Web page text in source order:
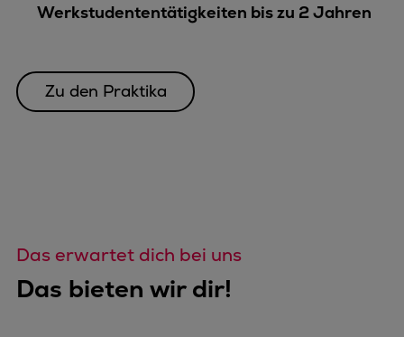
Werkstudententätigkeiten bis zu 2 Jahren
Zu den Praktika
Das erwartet dich bei uns
Das bieten wir dir!